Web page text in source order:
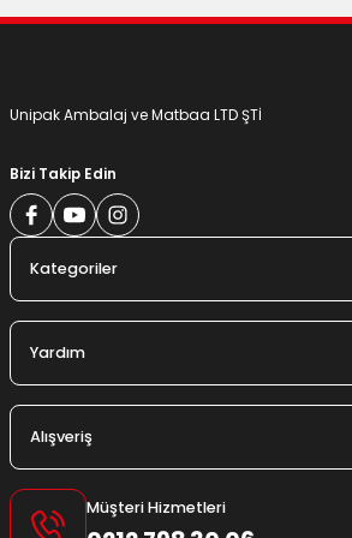
Unipak Ambalaj ve Matbaa LTD ŞTİ
Bizi Takip Edin
Kategoriler
Yardım
Alışveriş
Müşteri Hizmetleri